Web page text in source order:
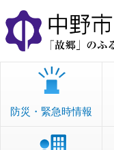
本
文
へ
移
防災・緊急時情報